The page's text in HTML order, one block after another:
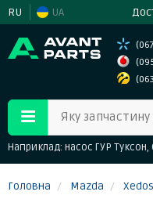
RU UA
Яку
Наприклад: насос ГУР Туксон,
Головна Mazda